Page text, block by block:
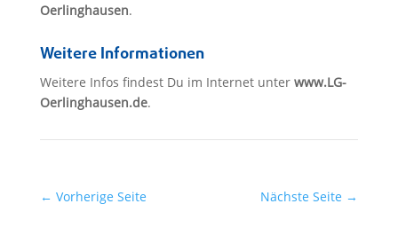
Oerlinghausen.
Weitere Informationen
Weitere Infos findest Du im Internet unter www.LG-
Oerlinghausen.de.
← Vorherige Seite Nächste Seite →